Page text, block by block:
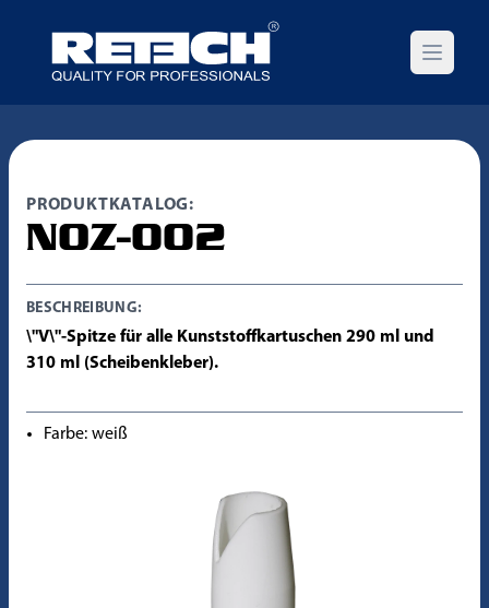
Open
PRODUKTKATALOG:
NOZ-002
BESCHREIBUNG:
\"V\"-Spitze für alle Kunststoffkartuschen 290 ml und
310 ml (Scheibenkleber).
Farbe: weiß